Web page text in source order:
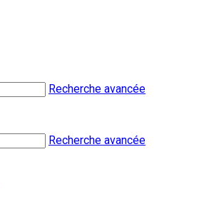
Recherche avancée
Recherche avancée